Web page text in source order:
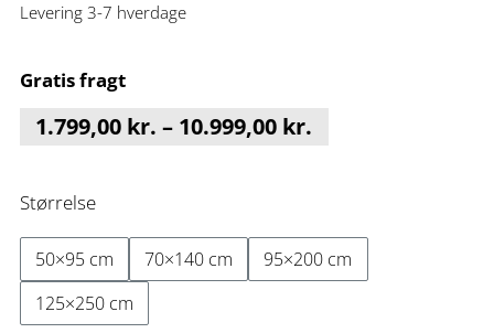
Levering 3-7 hverdage
Gratis fragt
1.799,00 kr. – 10.999,00 kr.
Størrelse
50×95 cm 70×140 cm
95×200 cm
125×250 cm